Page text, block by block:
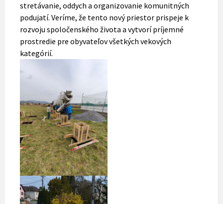
stretávanie, oddych a organizovanie komunitných
podujatí. Veríme, že tento nový priestor prispeje k
rozvoju spoločenského života a vytvorí príjemné
prostredie pre obyvateľov všetkých vekových
kategórií.